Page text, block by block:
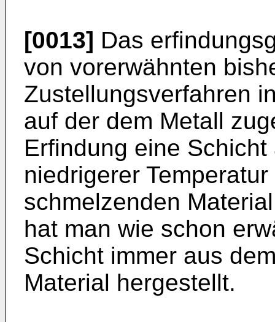
[0013] Das
von vorerwähnten
Zustellungsverfahren
auf der dem Metall
Erfindung eine
niedrigerer
schmelzenden
hat man wie schon
Schicht immer aus
Material hergestellt.